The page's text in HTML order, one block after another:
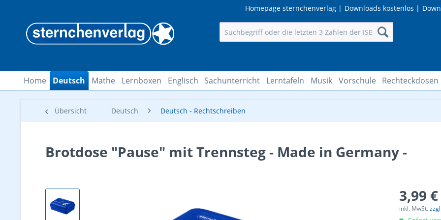
Downloads kostenlos |
Homepage sternchenverlag |
Home Deutsch Mathe Lernboxen Englisch Sachunterricht Lerntafeln Musik Vorschule Rechteckdosen
Übersicht Deutsch Deutsch - Rechtschreiben
Brotdose "Pause" mit Trennsteg - Made in Germany -
3,99
inkl. MwSt.